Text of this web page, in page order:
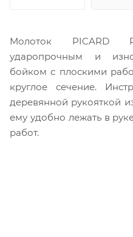
Молоток PICARD
ударопрочным и
бойком с плоскими
круглое сечение.
деревянной рукояткой
ему удобно лежать в
работ.